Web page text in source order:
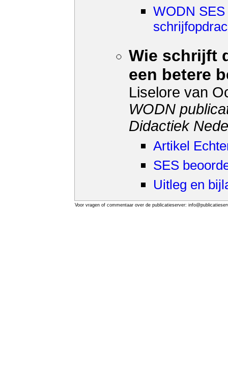
WODN
Wie schrijft
een betere
Liselore van
WODN
Didactiek
Artikel
SES
Uitleg en
Voor vragen of commentaar over de publicatieserver: